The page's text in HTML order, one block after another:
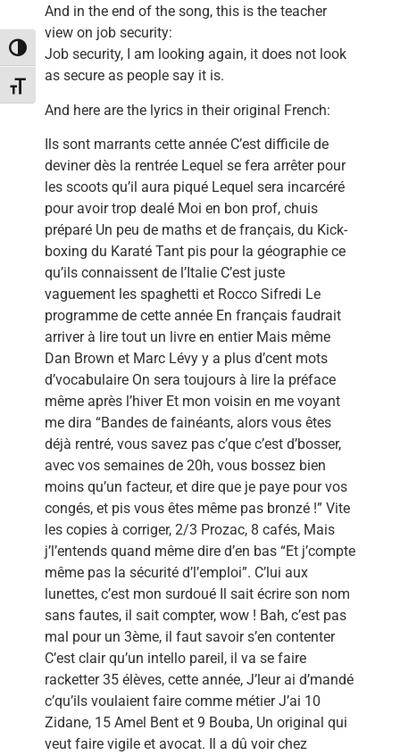
Toggle High Contrast
Toggle Font size
And in the end of the song, this is the teacher
view on job security:
Job security, I am looking again, it does not look
as secure as people say it is.
And here are the lyrics in their original French:
Ils sont marrants cette année C’est difficile de
deviner dès la rentrée Lequel se fera arrêter pour
les scoots qu’il aura piqué Lequel sera incarcéré
pour avoir trop dealé Moi en bon prof, chuis
préparé Un peu de maths et de français, du Kick-
boxing du Karaté Tant pis pour la géographie ce
qu’ils connaissent de l’Italie C’est juste
vaguement les spaghetti et Rocco Sifredi Le
programme de cette année En français faudrait
arriver à lire tout un livre en entier Mais même
Dan Brown et Marc Lévy y a plus d’cent mots
d’vocabulaire On sera toujours à lire la préface
même après l’hiver Et mon voisin en me voyant
me dira “Bandes de fainéants, alors vous êtes
déjà rentré, vous savez pas c’que c’est d’bosser,
avec vos semaines de 20h, vous bossez bien
moins qu’un facteur, et dire que je paye pour vos
congés, et pis vous êtes même pas bronzé !” Vite
les copies à corriger, 2/3 Prozac, 8 cafés, Mais
j’l’entends quand même dire d’en bas “Et j’compte
même pas la sécurité d’l’emploi”. C’lui aux
lunettes, c’est mon surdoué Il sait écrire son nom
sans fautes, il sait compter, wow ! Bah, c’est pas
mal pour un 3ème, il faut savoir s’en contenter
C’est clair qu’un intello pareil, il va se faire
racketter 35 élèves, cette année, J’leur ai d’mandé
c’qu’ils voulaient faire comme métier J’ai 10
Zidane, 15 Amel Bent et 9 Bouba, Un original qui
veut faire vigile et avocat. Il a dû voir chez